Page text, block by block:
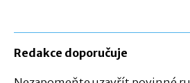
Redakce doporučuje